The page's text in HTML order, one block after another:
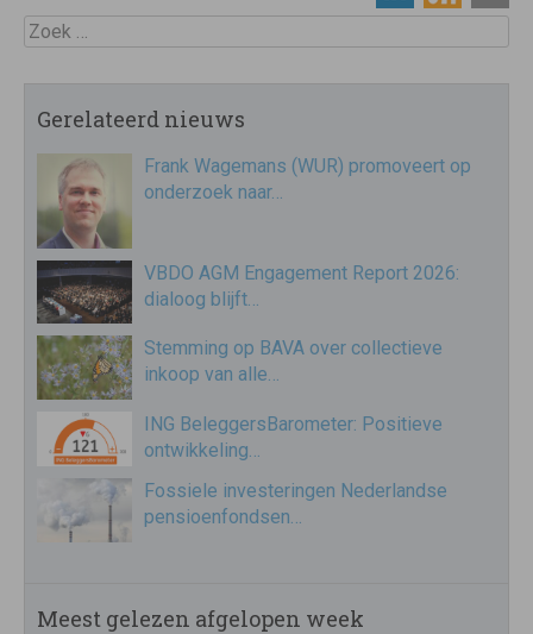
Zoek
Gerelateerd nieuws
Frank Wagemans (WUR) promoveert op
onderzoek naar…
VBDO AGM Engagement Report 2026:
dialoog blijft…
Stemming op BAVA over collectieve
inkoop van alle…
ING BeleggersBarometer: Positieve
ontwikkeling…
Fossiele investeringen Nederlandse
pensioenfondsen…
Meest gelezen afgelopen week